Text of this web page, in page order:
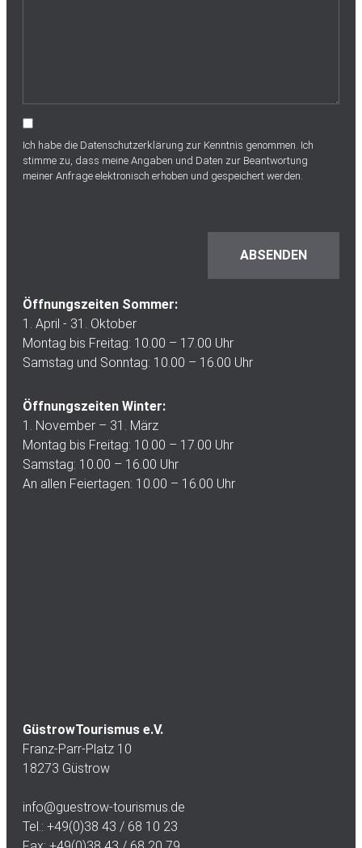
Ich habe die Datenschutzerklärung zur Kenntnis genommen. Ich
stimme zu, dass meine Angaben und Daten zur Beantwortung
meiner Anfrage elektronisch erhoben und gespeichert werden.
Öffnungszeiten Sommer:
1. April - 31. Oktober
Montag bis Freitag: 10.00 – 17.00 Uhr
Samstag und Sonntag: 10.00 – 16.00 Uhr
Öffnungszeiten Winter:
1. November – 31. März
Montag bis Freitag: 10.00 – 17.00 Uhr
Samstag: 10.00 – 16.00 Uhr
An allen Feiertagen: 10.00 – 16.00 Uhr
GüstrowTourismus e.V.
Franz-Parr-Platz 10
18273 Güstrow
info@guestrow-tourismus.de
Tel.: +49(0)38 43 / 68 10 23